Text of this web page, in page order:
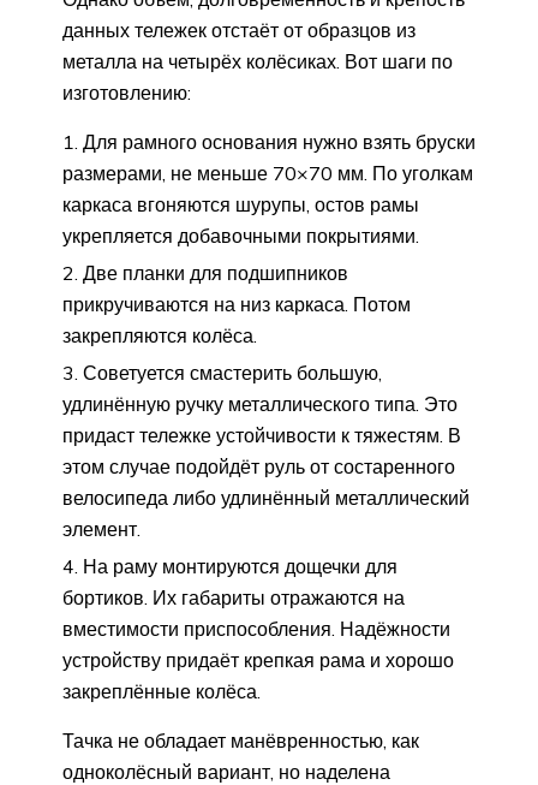
данных тележек отстаёт от образцов из
металла на четырёх колёсиках. Вот шаги по
изготовлению:
Для рамного основания нужно взять бруски
размерами, не меньше 70×70 мм. По уголкам
каркаса вгоняются шурупы, остов рамы
укрепляется добавочными покрытиями.
Две планки для подшипников
прикручиваются на низ каркаса. Потом
закрепляются колёса.
Советуется смастерить большую,
удлинённую ручку металлического типа. Это
придаст тележке устойчивости к тяжестям. В
этом случае подойдёт руль от состаренного
велосипеда либо удлинённый металлический
элемент.
На раму монтируются дощечки для
бортиков. Их габариты отражаются на
вместимости приспособления. Надёжности
устройству придаёт крепкая рама и хорошо
закреплённые колёса.
Тачка не обладает манёвренностью, как
одноколёсный вариант, но наделена